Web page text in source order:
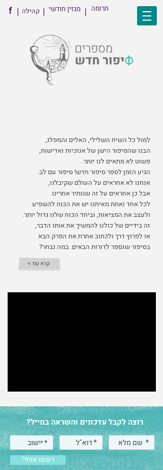
|
f קהילה | | מגזין חודשי תרומה
למול כל השיח השלילי, האלים והמפלג,
הבנו שהסיפור הישן של אנוכיות ואדישות,
פשוט לא מתאים לנו יותר.
הגיע הזמן לספר סיפור חדש! סיפור עם לב.
אנחנו לא אחראים על העולם שקיבלנו,
אבל כן אחראים על זה שנותיר אחרינו.
לכל אחד ואחת מאיתנו יש את הכוח להשפיע
ולעצב את המציאות, וביחד הכוח שלנו גדול יותר.
זה בידיים של כולנו להמשיך את אותו הדבר,
או לפרוץ דרך ולכתוב אחרת את הפרק הבא
בסיפור שנספר לדורות הבאים. במה נבחר?
רוצה לקבל עדכונים והשראה במייל?
!רשמו אותי